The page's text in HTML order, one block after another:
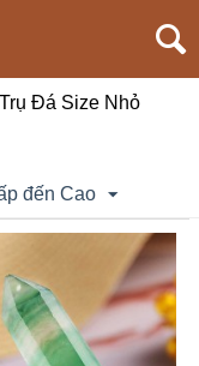
Trụ Đá Size Nhỏ
đến Cao